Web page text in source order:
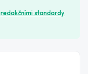
redakčními standardy